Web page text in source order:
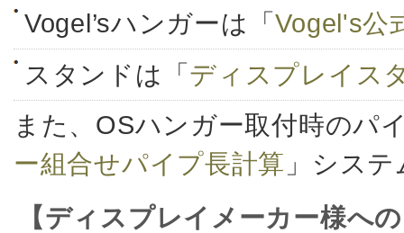
Vogel’sハンガーは「Vogel's公
スタンドは「ディスプレイス
また、OSハンガー取付時のパ
ー組合せパイプ長計算 」シス
【ディスプレイメーカー様へ